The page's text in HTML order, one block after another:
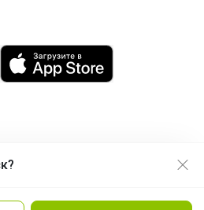
этот сайт и нажимая кнопку